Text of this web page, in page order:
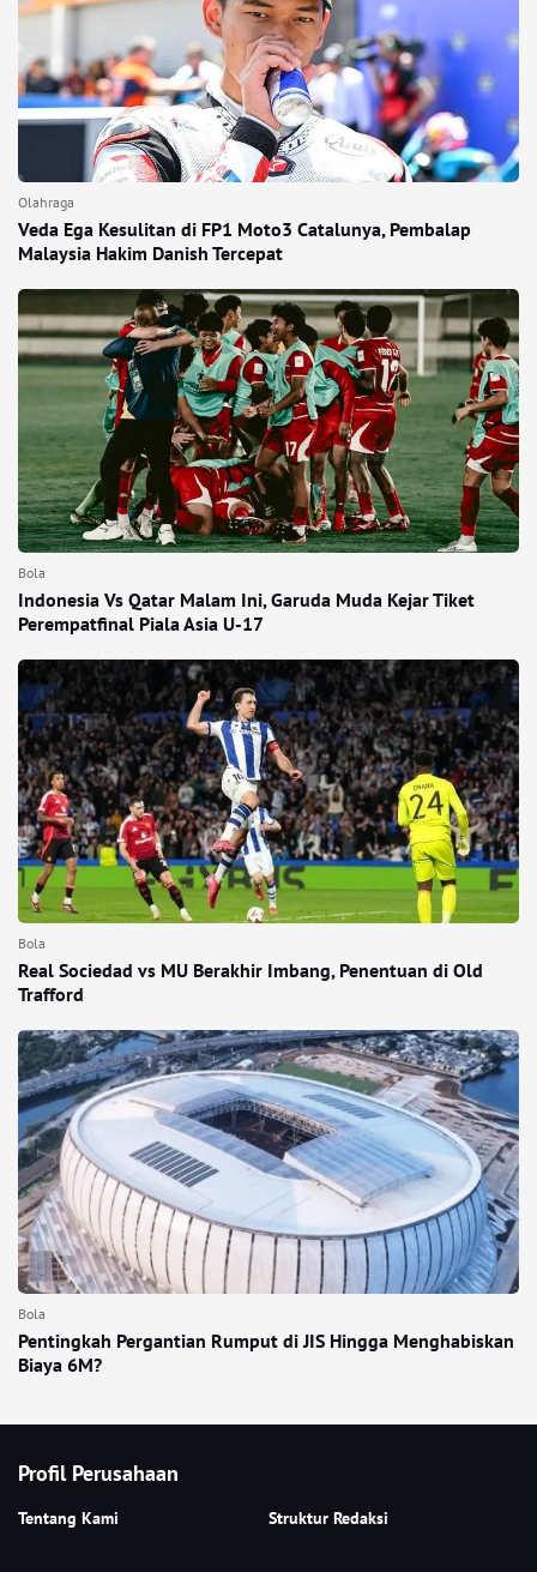
Olahraga
Veda Ega Kesulitan di FP1 Moto3 Catalunya, Pembalap
Malaysia Hakim Danish Tercepat
Bola
Indonesia Vs Qatar Malam Ini, Garuda Muda Kejar Tiket
Perempatfinal Piala Asia U-17
Bola
Real Sociedad vs MU Berakhir Imbang, Penentuan di Old
Trafford
Bola
Pentingkah Pergantian Rumput di JIS Hingga Menghabiskan
Biaya 6M?
Profil Perusahaan
Tentang Kami Struktur Redaksi